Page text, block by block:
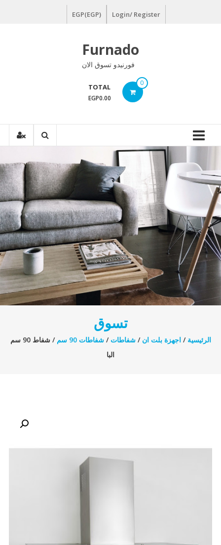
Login/ Register
EGP(EGP)
Furnado
فورنيدو تسوق الان
0
TOTAL
EGP0.00
تسوق
الرئيسية /اجهزة بلت ان /شفاطات /شفاطات 90 سم
/ شفاط 90 سم
البا